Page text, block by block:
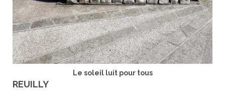
Le soleil luit pour tous
REUILLY